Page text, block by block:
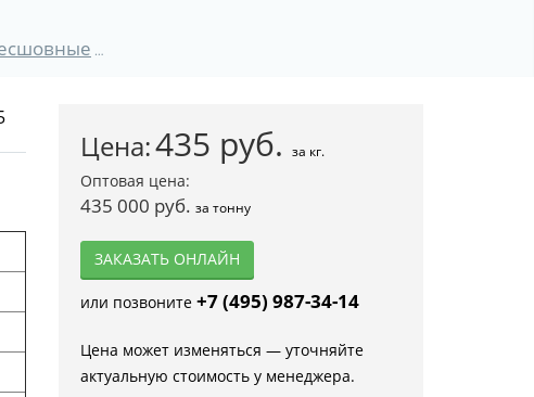
Цена:435 руб. за кг.
Оптовая цена:
435 000 руб.за тонну
ЗАКАЗАТЬ ОНЛАЙН
или позвоните +7 (495) 987-34-14
Цена может изменяться — уточняйте
актуальную стоимость у менеджера.